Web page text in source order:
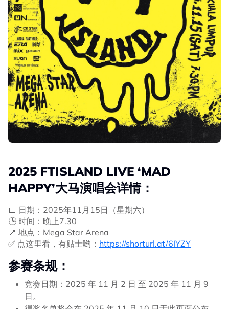
2025 FTISLAND LIVE ‘MAD
HAPPY’大马演唱会详情：
📅 日期：2025年11月15日（星期六）
🕒 时间：晚上7.30
📍 地点：Mega Star Arena
✅️ 点这里看，有贴士哟： https://shorturl.at/6IYZY
参赛条规：
竞赛日期：2025 年 11 月 2 日 至 2025 年 11 月 9
日。